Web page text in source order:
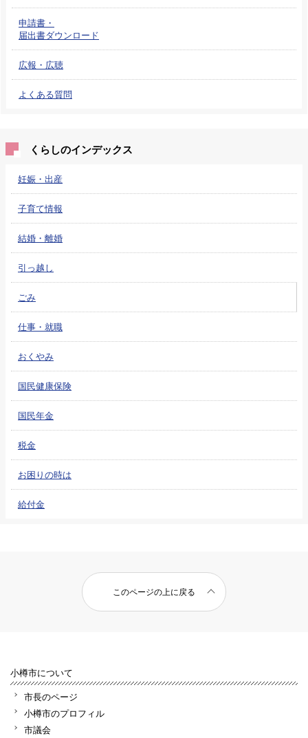
申請書・
届出書ダウンロード
広報・広聴
よくある質問
くらしのインデックス
妊娠・出産
子育て情報
結婚・離婚
引っ越し
ごみ
仕事・就職
おくやみ
国民健康保険
国民年金
税金
お困りの時は
給付金
このページの上に戻る
小樽市について
市長のページ
小樽市のプロフィル
市議会